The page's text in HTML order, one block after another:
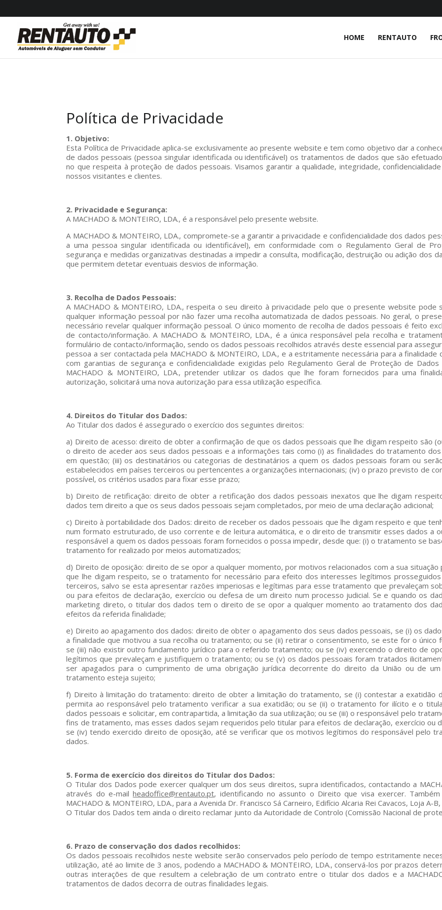
HOME RENTAUTO
Política de Privacidade
1. Objetivo:
Esta Política de Privacidade aplica-se exclusivamente ao presente website e tem como objetivo dar a
de dados pessoais (pessoa singular identificada ou identificável) os tratamentos de dados que são
no que respeita à proteção de dados pessoais. Visamos garantir a qualidade, integridade,
nossos visitantes e clientes.
2. Privacidade e Segurança:
A MACHADO & MONTEIRO, LDA., é a responsável pelo presente website.
A MACHADO & MONTEIRO, LDA., compromete-se a garantir a privacidade e confidencialidade dos dados
a uma pessoa singular identificada ou identificável), em conformidade com o Regulamento Geral de
segurança e medidas organizativas destinadas a impedir a consulta, modificação, destruição ou adição dos
que permitem detetar eventuais desvios de informação.
3. Recolha de Dados Pessoais:
A MACHADO & MONTEIRO, LDA., respeita o seu direito à privacidade pelo que o presente website
qualquer informação pessoal por não fazer uma recolha automatizada de dados pessoais. No geral, o
necessário revelar qualquer informação pessoal. O único momento de recolha de dados pessoais é feito
de contacto/informação. A MACHADO & MONTEIRO, LDA., é a única responsável pela recolha e
formulário de contacto/informação, sendo os dados pessoais recolhidos através deste essencial para
pessoa a ser contactada pela MACHADO & MONTEIRO, LDA., e a estritamente necessária para a
com garantias de segurança e confidencialidade exigidas pelo Regulamento Geral de Proteção de
MACHADO & MONTEIRO, LDA., pretender utilizar os dados que lhe foram fornecidos para uma
autorização, solicitará uma nova autorização para essa utilização específica.
4. Direitos do Titular dos Dados:
Ao Titular dos dados é assegurado o exercício dos seguintes direitos:
a) Direito de acesso: direito de obter a confirmação de que os dados pessoais que lhe digam respeito são
o direito de aceder aos seus dados pessoais e a informações tais como (i) as finalidades do tratamento
em questão; (iii) os destinatários ou categorias de destinatários a quem os dados pessoais foram ou
estabelecidos em países terceiros ou pertencentes a organizações internacionais; (iv) o prazo previsto de
possível, os critérios usados para fixar esse prazo;
b) Direito de retificação: direito de obter a retificação dos dados pessoais inexatos que lhe digam
dados tem direito a que os seus dados pessoais sejam completados, por meio de uma declaração adicional;
c) Direito à portabilidade dos Dados: direito de receber os dados pessoais que lhe digam respeito e que
num formato estruturado, de uso corrente e de leitura automática, e o direito de transmitir esses dados a
responsável a quem os dados pessoais foram fornecidos o possa impedir, desde que: (i) o tratamento se
tratamento for realizado por meios automatizados;
d) Direito de oposição: direito de se opor a qualquer momento, por motivos relacionados com a sua
que lhe digam respeito, se o tratamento for necessário para efeito dos interesses legítimos prosseguidos
terceiros, salvo se esta apresentar razões imperiosas e legítimas para esse tratamento que prevaleçam
ou para efeitos de declaração, exercício ou defesa de um direito num processo judicial. Se e quando os
marketing direto, o titular dos dados tem o direito de se opor a qualquer momento ao tratamento dos
efeitos da referida finalidade;
e) Direito ao apagamento dos dados: direito de obter o apagamento dos seus dados pessoais, se (i) os
a finalidade que motivou a sua recolha ou tratamento; ou se (ii) retirar o consentimento, se este for o
se (iii) não existir outro fundamento jurídico para o referido tratamento; ou se (iv) exercendo o direito de
legítimos que prevaleçam e justifiquem o tratamento; ou se (v) os dados pessoais foram tratados
ser apagados para o cumprimento de uma obrigação jurídica decorrente do direito da União ou de
tratamento esteja sujeito;
f) Direito à limitação do tratamento: direito de obter a limitação do tratamento, se (i) contestar a exatidão
permita ao responsável pelo tratamento verificar a sua exatidão; ou se (ii) o tratamento for ilícito e o
dados pessoais e solicitar, em contrapartida, a limitação da sua utilização; ou se (iii) o responsável pelo
fins de tratamento, mas esses dados sejam requeridos pelo titular para efeitos de declaração, exercício ou
se (iv) tendo exercido direito de oposição, até se verificar que os motivos legítimos do responsável pelo
dados.
5. Forma de exercício dos direitos do Titular dos Dados:
O Titular dos Dados pode exercer qualquer um dos seus direitos, supra identificados, contactando a
através do e-mailheadoffice@rentauto.pt, identificando no assunto o Direito que visa exercer.
MACHADO & MONTEIRO, LDA., para a Avenida Dr. Francisco Sá Carneiro, Edifício Alcaria Rei Cavacos, Loja A-
O Titular dos Dados tem ainda o direito reclamar junto da Autoridade de Controlo (Comissão Nacional de
6. Prazo de conservação dos dados recolhidos:
Os dados pessoais recolhidos neste website serão conservados pelo período de tempo estritamente
utilização, até ao limite de 3 anos, podendo a MACHADO & MONTEIRO, LDA., conservá-los por prazos
outras interações de que resultem a celebração de um contrato entre o titular dos dados e a
tratamentos de dados decorra de outras finalidades legais.